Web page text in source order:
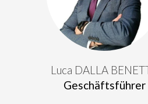
Luca DALLA
Geschäftsführer